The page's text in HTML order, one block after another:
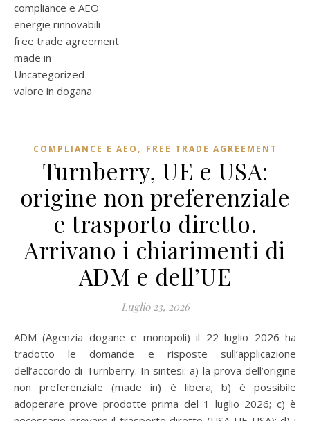
compliance e AEO
energie rinnovabili
free trade agreement
made in
Uncategorized
valore in dogana
COMPLIANCE E AEO , FREE TRADE AGREEMENT
Turnberry, UE e USA:
origine non preferenziale
e trasporto diretto.
Arrivano i chiarimenti di
ADM e dell’UE
Luglio 23, 2026
ADM (Agenzia dogane e monopoli) il 22 luglio 2026 ha
tradotto le domande e risposte sull’applicazione
dell’accordo di Turnberry. In sintesi: a) la prova dell’origine
non preferenziale (made in) è libera; b) è possibile
adoperare prove prodotte prima del 1 luglio 2026; c) è